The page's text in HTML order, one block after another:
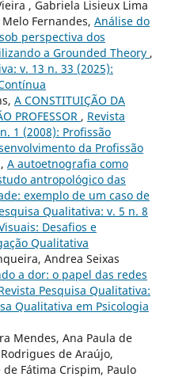
, Gabriela Lisieux Lima
Fernandes, Análise do
perspectiva dos
a Grounded Theory ,
v. 13 n. 33 (2025):
A CONSTITUIÇÃO DA
PROFESSOR , Revista
1 (2008): Profissão
da Profissão
A autoetnografia como
antropológico das
exemplo de um caso de
Qualitativa: v. 5 n. 8
Desafios e
Qualitativa
Andrea Seixas
a dor: o papel das redes
Pesquisa Qualitativa:
Qualitativa em Psicologia
Mendes, Ana Paula de
de Araújo,
Fátima Crispim, Paulo